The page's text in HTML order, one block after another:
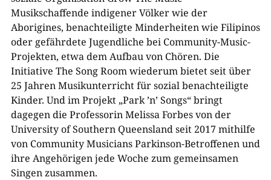
Musikschaffende indigener Völker wie der
Aborigines, benachteiligte Minderheiten wie Filipinos
oder gefährdete Jugendliche bei Community-Music-
Projekten, etwa dem Aufbau von Chören. Die
Initiative The Song Room wiederum bietet seit über
25 Jahren Musikunterricht für sozial benachteiligte
Kinder. Und im Projekt „Park ’n’ Songs“ bringt
dagegen die Professorin Melissa Forbes von der
University of Southern Queensland seit 2017 mithilfe
von Community Musicians Parkinson-Betroffenen und
ihre Angehörigen jede Woche zum gemeinsamen
Singen zusammen.